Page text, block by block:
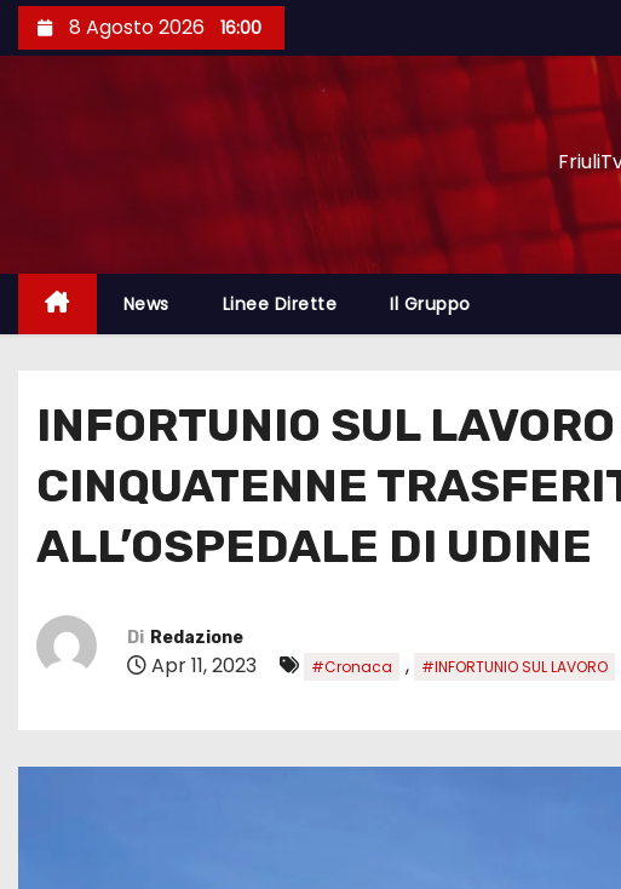
8 Agosto 2026 16:00
News Linee Dirette Il Gruppo
INFORTUNIO SUL
CINQUATENNE
ALL’OSPEDALE DI UDINE
Di Redazione
Apr 11, 2023 #Cronaca , #INFORTUNIO SUL LAVORO